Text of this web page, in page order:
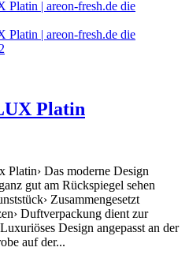
Platin
Platin› Das moderne Design
gut am Rückspiegel sehen
Zusammengesetzt
Duftverpackung dient zur
Design angepasst an der
auf der...